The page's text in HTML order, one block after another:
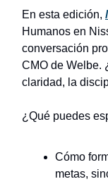
En esta edición,
Humanos en
conversación
CMO de Welbe.
claridad, la
¿Qué puedes
Cómo
metas,